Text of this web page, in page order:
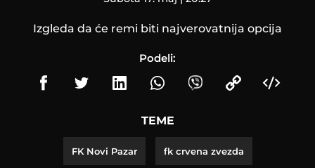
Izgleda da će remi biti najverovatnija opcija
Podeli:
TEME
FK Novi Pazar fk crvena zvezda